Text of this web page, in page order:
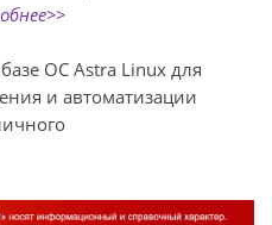
ОС Astra Linux для
и автоматизации